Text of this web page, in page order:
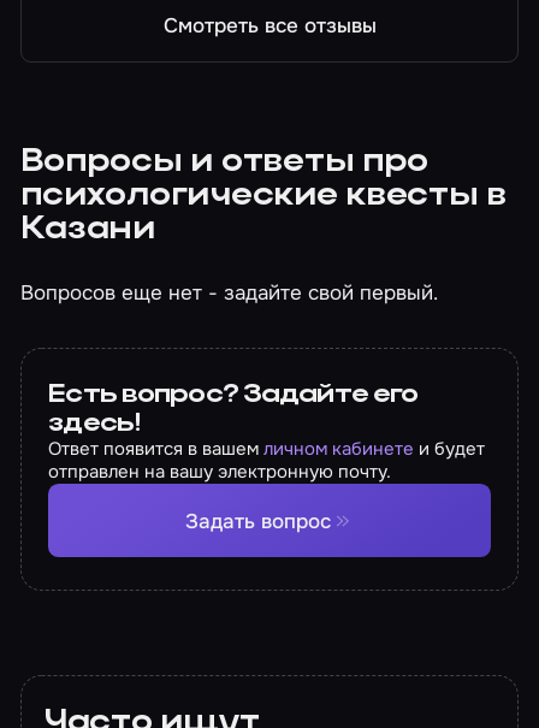
Смотреть все отзывы
Вопросы и ответы про
психологические квесты в
Казани
Вопросов еще нет - задайте свой первый.
Есть вопрос? Задайте его
здесь!
Ответ появится в вашемличном кабинете и будет
отправлен на вашу электронную почту.
Задать вопрос